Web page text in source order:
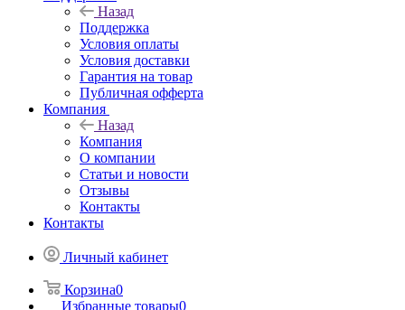
Назад
Поддержка
Условия оплаты
Условия доставки
Гарантия на товар
Публичная офферта
Компания
Назад
Компания
О компании
Статьи и новости
Отзывы
Контакты
Контакты
Личный кабинет
Корзина0
Избранные товары0